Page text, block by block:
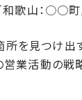
和歌山：○○
所を見つけ
業活動の戦